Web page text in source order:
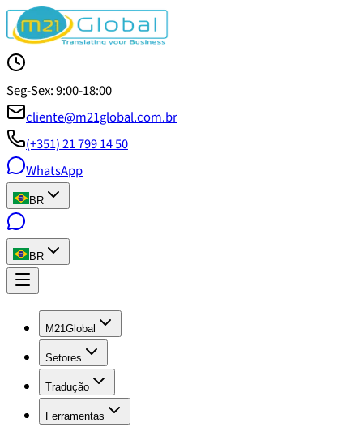
Seg-Sex: 9:00-18:00
cliente@m21global.com.br
(+351) 21 799 14 50
WhatsApp
BR
BR
M21Global
Setores
Tradução
Ferramentas